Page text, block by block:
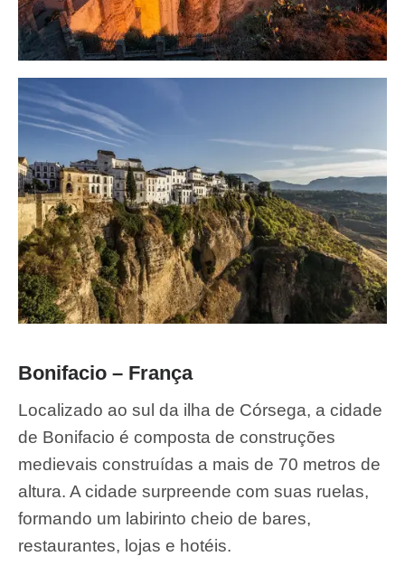
Bonifacio – França
Localizado ao sul da ilha de Córsega, a cidade
de Bonifacio é composta de construções
medievais construídas a mais de 70 metros de
altura. A cidade surpreende com suas ruelas,
formando um labirinto cheio de bares,
restaurantes, lojas e hotéis.